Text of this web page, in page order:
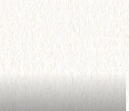
【20】心と体はだませない。努
力にも限界がある。